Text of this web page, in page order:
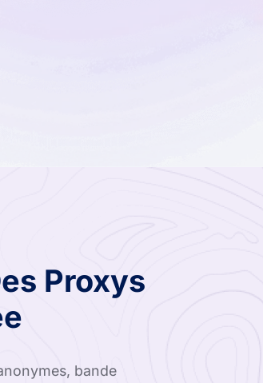
Proxys
bande